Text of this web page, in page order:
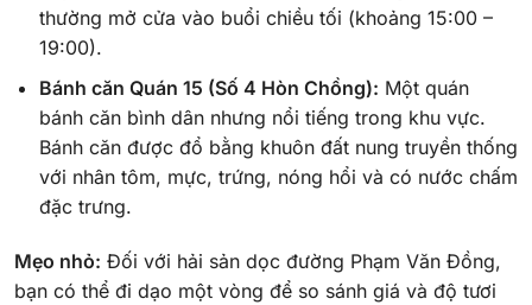
thường mở cửa vào buổi chiều tối (khoảng 15:00 –
19:00).
Bánh căn Quán 15 (Số 4 Hòn Chồng): Một quán
bánh căn bình dân nhưng nổi tiếng trong khu vực.
Bánh căn được đổ bằng khuôn đất nung truyền thống
với nhân tôm, mực, trứng, nóng hổi và có nước chấm
đặc trưng.
Mẹo nhỏ: Đối với hải sản dọc đường Phạm Văn Đồng,
bạn có thể đi dạo một vòng để so sánh giá và độ tươi